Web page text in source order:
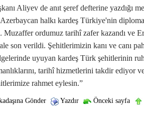
Aliyev de anıt şeref defterine yazdığı
Azerbaycan halkı kardeş Türkiye'nin
ordumuz tarihî zafer kazandı ve
son verildi. Şehitlerimizin kanı ve canı
uyuyan kardeş Türk şehitlerinin
tarihî hizmetlerini takdir ediyor ve
rahmet eylesin.”
Gönder Yazdır Önceki sayfa